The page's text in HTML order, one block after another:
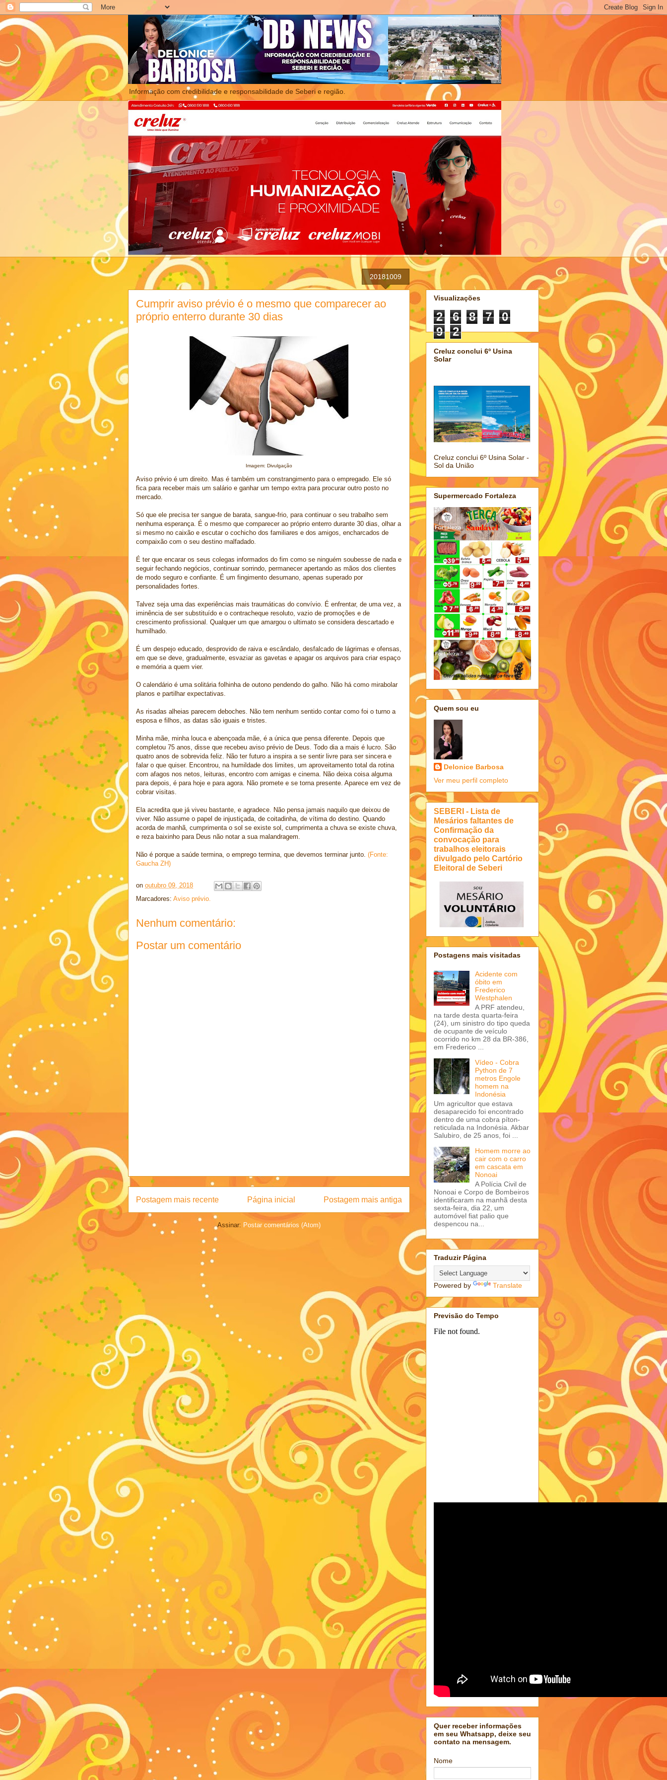
Informação com credibilidade e responsabilidade de Seberi e região.
20181009
Cumprir aviso prévio é o mesmo que comparecer ao
próprio enterro durante 30 dias
Imagem: Divulgação
Aviso prévio é um direito. Mas é também um constrangimento para o empregado. Ele só
fica para receber mais um salário e ganhar um tempo extra para procurar outro posto no
mercado.
Só que ele precisa ter sangue de barata, sangue-frio, para continuar o seu trabalho sem
nenhuma esperança. É o mesmo que comparecer ao próprio enterro durante 30 dias, olhar a
si mesmo no caixão e escutar o cochicho dos familiares e dos amigos, encharcados de
compaixão com o seu destino malfadado.
É ter que encarar os seus colegas informados do fim como se ninguém soubesse de nada e
seguir fechando negócios, continuar sorrindo, permanecer apertando as mãos dos clientes
de modo seguro e confiante. É um fingimento desumano, apenas superado por
personalidades fortes.
Talvez seja uma das experiências mais traumáticas do convívio. É enfrentar, de uma vez, a
iminência de ser substituído e o contracheque resoluto, vazio de promoções e de
crescimento profissional. Qualquer um que amargou o ultimato se considera descartado e
humilhado.
É um despejo educado, desprovido de raiva e escândalo, desfalcado de lágrimas e ofensas,
em que se deve, gradualmente, esvaziar as gavetas e apagar os arquivos para criar espaço
e memória a quem vier.
O calendário é uma solitária folhinha de outono pendendo do galho. Não há como mirabolar
planos e partilhar expectativas.
As risadas alheias parecem deboches. Não tem nenhum sentido contar como foi o turno a
esposa e filhos, as datas são iguais e tristes.
Minha mãe, minha louca e abençoada mãe, é a única que pensa diferente. Depois que
completou 75 anos, disse que recebeu aviso prévio de Deus. Todo dia a mais é lucro. São
quatro anos de sobrevida feliz. Não ter futuro a inspira a se sentir livre para ser sincera e
falar o que quiser. Encontrou, na humildade dos limites, um aproveitamento total da rotina
com afagos nos netos, leituras, encontro com amigas e cinema. Não deixa coisa alguma
para depois, é para hoje e para agora. Não promete e se torna presente. Aparece em vez de
cobrar visitas.
Ela acredita que já viveu bastante, e agradece. Não pensa jamais naquilo que deixou de
viver. Não assume o papel de injustiçada, de coitadinha, de vítima do destino. Quando
acorda de manhã, cumprimenta o sol se existe sol, cumprimenta a chuva se existe chuva,
e reza baixinho para Deus não notar a sua malandragem.
Não é porque a saúde termina, o emprego termina, que devemos terminar junto. (Fonte:
Gaucha ZH)
on outubro 09, 2018
Marcadores: Aviso prévio.
Nenhum comentário:
Postar um comentário
Postagem mais recente Postagem mais antiga
Página inicial
Assinar: Postar comentários (Atom)
Visualizações
2 6 8 7
0
9
2
Creluz conclui 6º Usina
Solar
Creluz conclui 6º Usina Solar -
Sol da União
Supermercado Fortaleza
Quem sou eu
Delonice Barbosa
Ver meu perfil completo
SEBERI - Lista de
Mesários faltantes de
Confirmação da
convocação para
trabalhos eleitorais
divulgado pelo Cartório
Eleitoral de Seberi
Postagens mais visitadas
Acidente com
óbito em
Frederico
Westphalen
A PRF atendeu,
na tarde desta quarta-feira
(24), um sinistro do tipo queda
de ocupante de veículo
ocorrido no km 28 da BR-386,
em Frederico ...
Vídeo - Cobra
Python de 7
metros Engole
homem na
Indonésia
Um agricultor que estava
desaparecido foi encontrado
dentro de uma cobra píton-
reticulada na Indonésia. Akbar
Salubiro, de 25 anos, foi ...
Homem morre ao
cair com o carro
em cascata em
Nonoai
A Polícia Civil de
Nonoai e Corpo de Bombeiros
identificaram na manhã desta
sexta-feira, dia 22, um
automóvel fiat palio que
despencou na...
Traduzir Página
Powered by Translate
Previsão do Tempo
Quer receber informações
em seu Whatsapp, deixe seu
contato na mensagem.
Nome